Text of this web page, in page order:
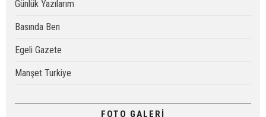
Günlük Yazılarım
Basında Ben
Egeli Gazete
Manşet Turkiye
FOTO GALERİ